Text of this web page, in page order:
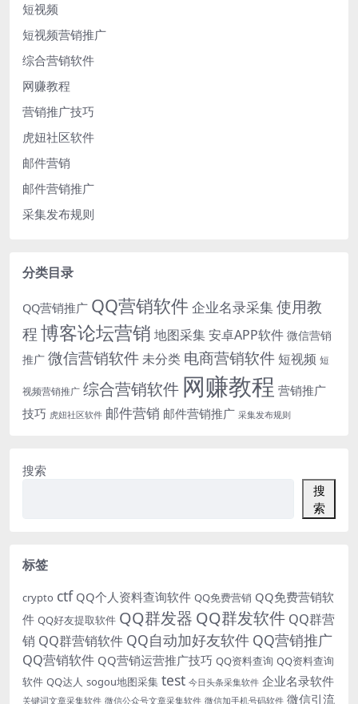
短视频
短视频营销推广
综合营销软件
网赚教程
营销推广技巧
虎妞社区软件
邮件营销
邮件营销推广
采集发布规则
分类目录
QQ营销推广 QQ营销软件企业名录采集使用教
程博客论坛营销 地图采集安卓APP软件 微信营销
推广 微信营销软件未分类 电商营销软件短视频 短
视频营销推广 综合营销软件 网赚教程 营销推广
技巧 虎妞社区软件 邮件营销 邮件营销推广 采集发布规则
搜索
搜
索
标签
crypto ctf QQ个人资料查询软件 QQ免费营销 QQ免费营销软
件 QQ好友提取软件 QQ群发器 QQ群发软件 QQ群营
销 QQ群营销软件 QQ自动加好友软件 QQ营销推广
QQ营销软件 QQ营销运营推广技巧 QQ资料查询 QQ资料查询
软件 QQ达人 sogou地图采集 test 今日头条采集软件 企业名录软件
关键词文章采集软件 微信公众号文章采集软件 微信加手机号码软件 微信引流